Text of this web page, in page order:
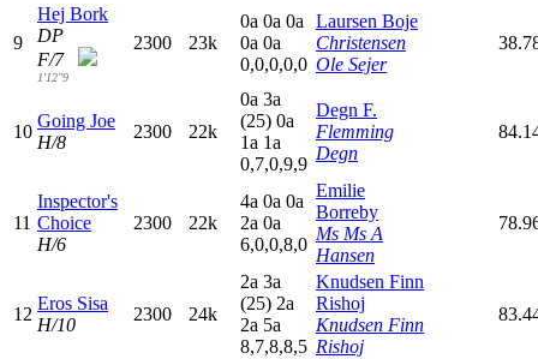
9
Hej Bork
DP
F/7
1'12"9
2300 23k
0a 0a 0a
0a 0a
0,0,0,0,0
Laursen Boje
Christensen
Ole Sejer
10
Going Joe
H/8
2300 22k
0a 3a
(25) 0a
1a 1a
0,7,0,9,9
Degn F.
Flemming
Degn
11
Inspector's
Choice
H/6
2300 22k
4a 0a 0a
2a 0a
6,0,0,8,0
Emilie
Borreby
Ms Ms A
Hansen
12
Eros Sisa
H/10
2300 24k
2a 3a
(25) 2a
2a 5a
8,7,8,8,5
Knudsen Finn
Rishoj
Knudsen Finn
Rishoj